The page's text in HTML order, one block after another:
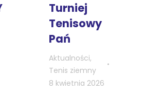
Turniej
Tenisowy
Pań
Aktualności,
Tenis ziemny
8 kwietnia 2026